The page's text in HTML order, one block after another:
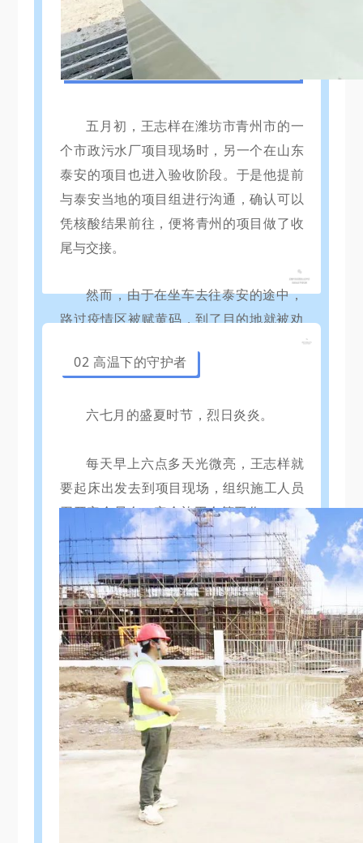
五月初，王志样在潍坊市青州市的一
个市政污水厂项目现场时，另一个在山东
泰安的项目也进入验收阶段。于是他提前
与泰安当地的项目组进行沟通，确认可以
凭核酸结果前往，便将青州的项目做了收
尾与交接。
然而，由于在坐车去往泰安的途中，
路过疫情区被赋黄码，到了目的地就被劝
为了不耽误进度，王志样直接换个方
向去往合肥，协助配合现场的电气工作确
02 高温下的守护者
六七月的盛夏时节，烈日炎炎。
每天早上六点多天光微亮，王志样就
要起床出发去到项目现场，组织施工人员
召开安全早会、安全施工会等工作。